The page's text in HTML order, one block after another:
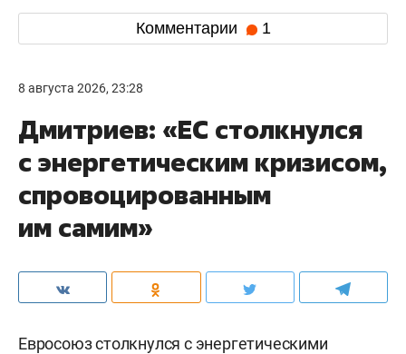
Комментарии 1
8 августа 2026, 23:28
Дмитриев: «ЕС столкнулся
с энергетическим кризисом,
спровоцированным
им самим»
Евросоюз столкнулся с энергетическими